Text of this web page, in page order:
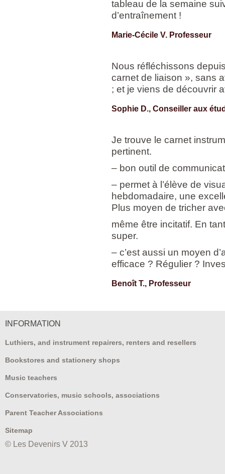
tableau de la semaine
d’entraînement !
Marie-Cécile V. Professeur
Nous réfléchissons
carnet de liaison », sans
; et je viens de découvrir
Sophie D., Conseiller aux
Je trouve le carnet
pertinent.
– bon outil de
– permet à l’élève de
hebdomadaire, une
Plus moyen de tricher
même être incitatif. En
super.
– c’est aussi un moyen
efficace ? Régulier ?
Benoît T., Professeur
INFORMATION
Luthiers, and instrument repairers, renters and resellers
Bookstores and stationery shops
Music teachers
Conservatories, music schools, associations
Parent Teacher Associations
Sitemap
© Les Devenirs V 2013